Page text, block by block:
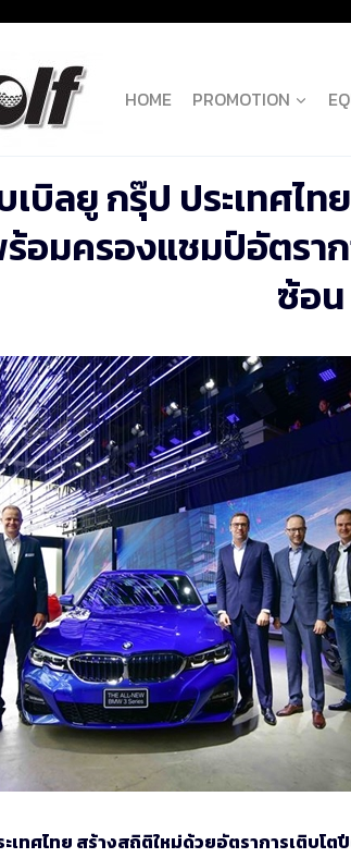
HOME PROMOTION
เบิลยู กรุ๊ป ประเทศไ
อมครองแชมป์อัตรา
ซ้อน
เทศไทย สร้างสถิติใหม่ด้วยอัตราการเติบ